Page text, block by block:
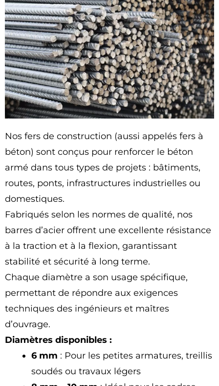
Nos fers de construction (aussi appelés fers à
béton) sont conçus pour renforcer le béton
armé dans tous types de projets : bâtiments,
routes, ponts, infrastructures industrielles ou
domestiques.
Fabriqués selon les normes de qualité, nos
barres d’acier offrent une excellente résistance
à la traction et à la flexion, garantissant
stabilité et sécurité à long terme.
Chaque diamètre a son usage spécifique,
permettant de répondre aux exigences
techniques des ingénieurs et maîtres
d’ouvrage.
Diamètres disponibles :
6 mm : Pour les petites armatures, treillis
soudés ou travaux légers